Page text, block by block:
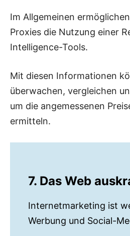
Im Allgemeinen
Proxies die Nutzung einer
Intelligence-Tools.
Mit diesen Informationen
überwachen, vergleichen
um die angemessenen
ermitteln.
7. Das Web
Internetmarketing ist
Werbung und Social-